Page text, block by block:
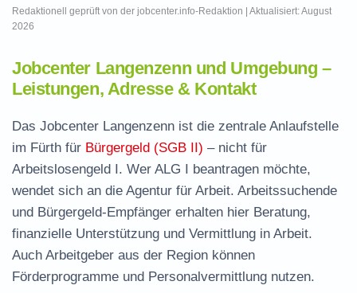
Redaktionell geprüft von der jobcenter.info-Redaktion | Aktualisiert: August
2026
Jobcenter Langenzenn und Umgebung –
Leistungen, Adresse & Kontakt
Das Jobcenter Langenzenn ist die zentrale Anlaufstelle
im Fürth für Bürgergeld (SGB II) – nicht für
Arbeitslosengeld I. Wer ALG I beantragen möchte,
wendet sich an die Agentur für Arbeit. Arbeitssuchende
und Bürgergeld-Empfänger erhalten hier Beratung,
finanzielle Unterstützung und Vermittlung in Arbeit.
Auch Arbeitgeber aus der Region können
Förderprogramme und Personalvermittlung nutzen.